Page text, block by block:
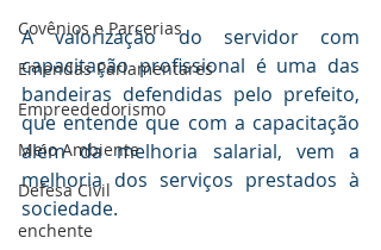
Covênios e Parcerias
Emendas Parlamentares
Empreededorismo
Meio Ambiente
Defesa Civil
enchente
A valorização do servidor com
capacitação profissional é uma das
bandeiras defendidas pelo prefeito,
que entende que com a capacitação
além da melhoria salarial, vem a
melhoria dos serviços prestados à
sociedade.